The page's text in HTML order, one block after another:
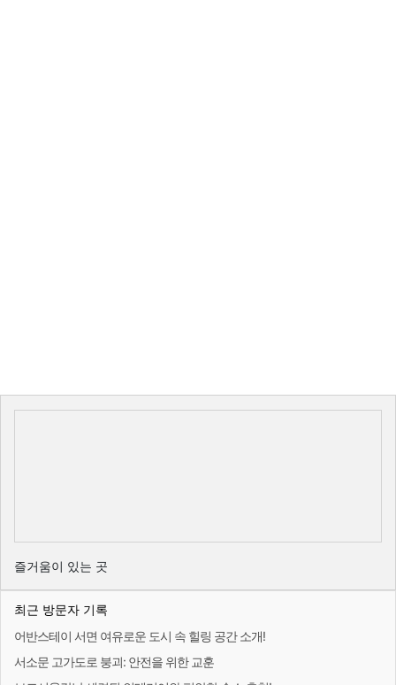
즐거움이 있는 곳
최근 방문자 기록
어반스테이 서면 여유로운 도시 속 힐링 공간 소개!
서소문 고가도로 붕괴: 안전을 위한 교훈